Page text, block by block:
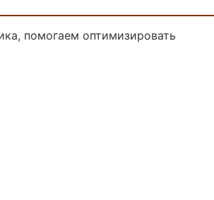
помогаем оптимизировать